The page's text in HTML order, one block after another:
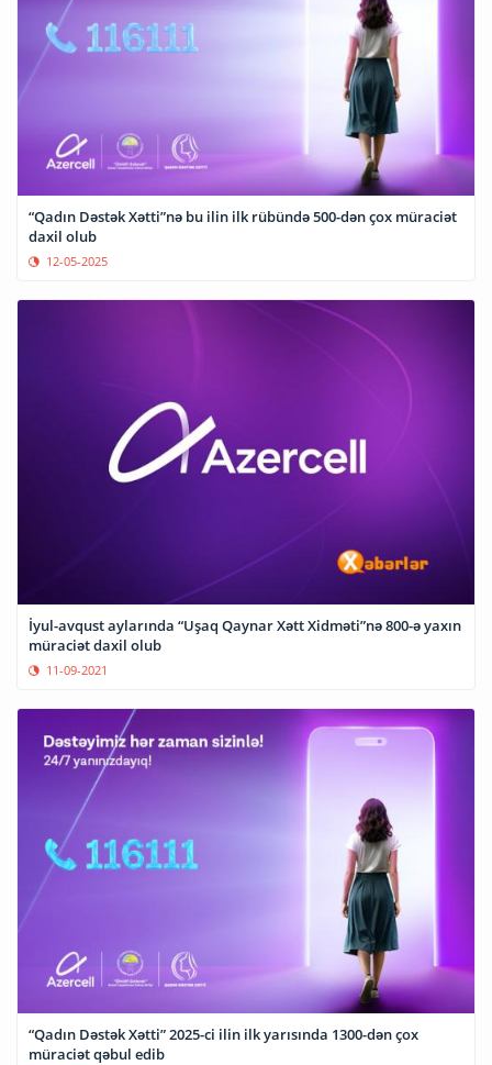
“Qadın Dəstək Xətti”nə bu ilin ilk rübündə 500-dən çox müraciət
daxil olub
12-05-2025
İyul-avqust aylarında “Uşaq Qaynar Xətt Xidməti”nə 800-ə yaxın
müraciət daxil olub
11-09-2021
“Qadın Dəstək Xətti” 2025-ci ilin ilk yarısında 1300-dən çox
müraciət qəbul edib